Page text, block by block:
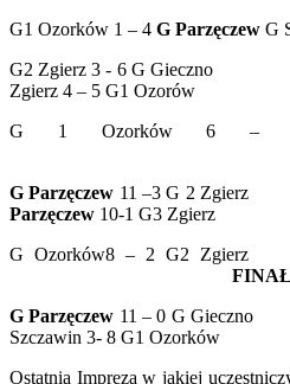
G1 Ozorków 1 – 4 G Parzęczew G
G2 Zgierz 3 - 6
Zgierz 4 – 5 G1 Ozorów
G 1 Ozorków 6
G Parzęczew 11 –3
Parzęczew 10-1 G3 Zgierz
G Ozorków8 –
G Parzęczew 11 – 0
Szczawin 3- 8 G1 Ozorków
Ostatnią Imprezą w jakiej